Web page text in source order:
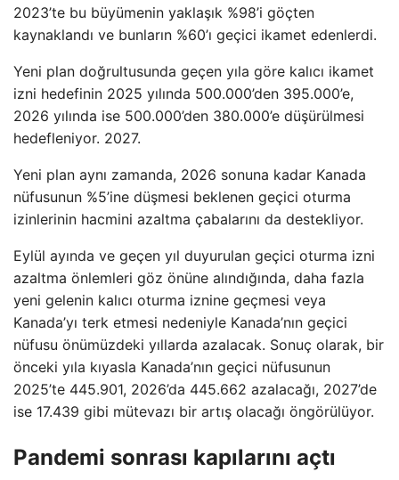
2023’te bu büyümenin yaklaşık %98’i göçten
kaynaklandı ve bunların %60’ı geçici ikamet edenlerdi.
Yeni plan doğrultusunda geçen yıla göre kalıcı ikamet
izni hedefinin 2025 yılında 500.000’den 395.000’e,
2026 yılında ise 500.000’den 380.000’e düşürülmesi
hedefleniyor. 2027.
Yeni plan aynı zamanda, 2026 sonuna kadar Kanada
nüfusunun %5’ine düşmesi beklenen geçici oturma
izinlerinin hacmini azaltma çabalarını da destekliyor.
Eylül ayında ve geçen yıl duyurulan geçici oturma izni
azaltma önlemleri göz önüne alındığında, daha fazla
yeni gelenin kalıcı oturma iznine geçmesi veya
Kanada’yı terk etmesi nedeniyle Kanada’nın geçici
nüfusu önümüzdeki yıllarda azalacak. Sonuç olarak, bir
önceki yıla kıyasla Kanada’nın geçici nüfusunun
2025’te 445.901, 2026’da 445.662 azalacağı, 2027’de
ise 17.439 gibi mütevazı bir artış olacağı öngörülüyor.
Pandemi sonrası kapılarını açtı